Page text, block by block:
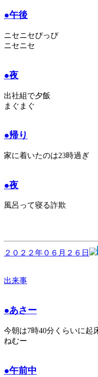
●午後
ニセニセぴっぴ
ニセニセ
●夜
出社組で夕飯
まぐまぐ
●帰り
家に着いたのは23時過ぎ
●夜
風呂って寝る詐欺
２０２２年０６月２６日
出来事
●あさー
今朝は7時40分くらいに起
ねむー
●午前中